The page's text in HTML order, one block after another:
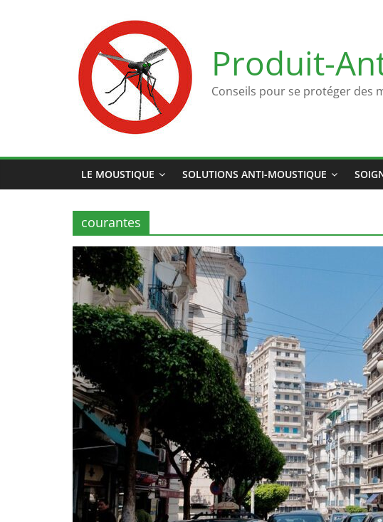
Produit-
Conseils pour se protéger des
LE MOUSTIQUE SOLUTIONS ANTI-MOUSTIQUE
courantes